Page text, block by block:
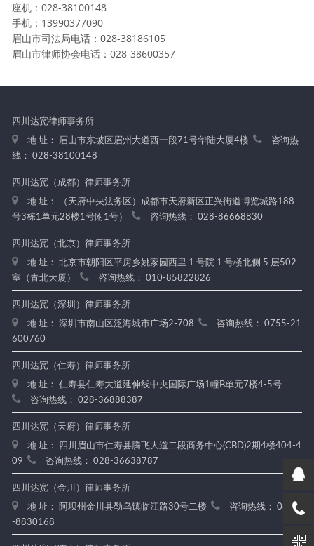
座机：028-38100148
手机：13990377090
眉山市司法局电话：028-38186105
眉山市律师协会电话：028-38600357
四川达宽律师事务所
地 址： 眉山市东坡区眉州大道西一段71号华陆大厦4楼
咨询热
线： 028-38100148
四川达宽（成都）律师事务所
地 址： （天府中央法务区）成都市天府新区正兴街道博览城路188
号3栋1单元28楼1号附1号）
咨询热线： 028-86668830
四川达宽（北京）律师事务所
地 址： 北京市朝阳区平房乡姚家园西里 1 号院 1 号楼北侧 5 层502
室（青北大厦）
咨询热线： 010-85822826
四川达宽（深圳）律师事务所
地 址： 深圳市南山区泛海城市广场2-708
咨询热线： 0755-21
600760
四川达宽（仁寿）律师事务所
地 址： 仁寿县仁寿大道延伸线中央国际广场1幢B单元7楼4-5号
咨询热线： 028-36888387
四川达宽（天府）律师事务所
地 址： 四川眉山市仁寿县腾飞大道二段商务中心(CBD)2期4楼404-4
09
咨询热线： 028-36638787
四川达宽（金川）律师事务所
地 址： 阿坝州金川县勒乌镇临江路30号二楼
咨询热线： 0837
-8830168